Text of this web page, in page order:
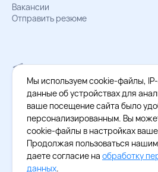
Вакансии
Отправить резюме
Мы в Телеграм
Документы об обработке персональных
Охрана труда – результаты СОУТ
Официальное приложение
Cкачайте бесплатное
Мы используем cookie-файлы,
данные об устройствах для
ваше посещение сайта было
персонализированным. Вы
cookie-файлы в настройках
Продолжая пользоваться
даете согласие на обработку
данных.